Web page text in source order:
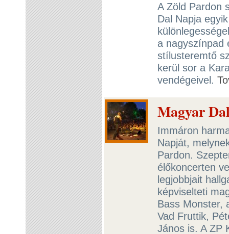
A Zöld Pardon
Dal Napja
a nagyszínpad
stílusteremtő
kerül sor a
vendégeivel.
Magyar
Immáron
Napját,
Pardon.
élőkoncerten
legjobbjait
képviselteti
Bass Monster,
Vad Fruttik,
János is. A ZP